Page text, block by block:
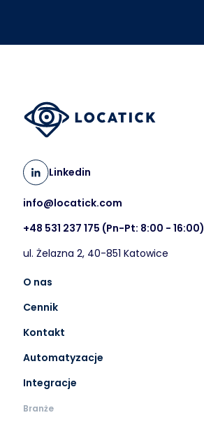
Linkedin
info@locatick.com
+48 531 237 175 (Pn-Pt: 8:00 - 16:00)
ul. Żelazna 2, 40-851 Katowice
O nas
Cennik
Kontakt
Automatyzacje
Integracje
Branże